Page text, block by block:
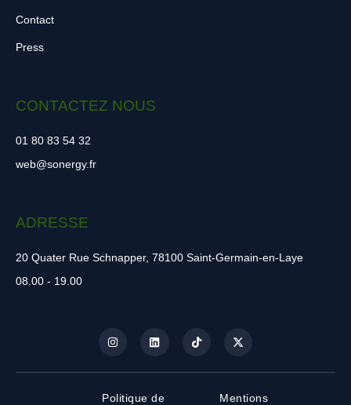
Contact
Press
CONTACTEZ NOUS
01 80 83 54 32
web@sonergy.fr
ADRESSE
20 Quater Rue Schnapper, 78100 Saint-Germain-en-Laye
08.00 - 19.00
Politique de
Mentions